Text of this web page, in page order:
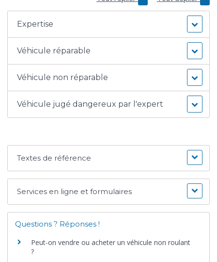
Expertise
Véhicule réparable
Véhicule non réparable
Véhicule jugé dangereux par l'expert
Textes de référence
Services en ligne et formulaires
Questions ? Réponses !
Peut-on vendre ou acheter un véhicule non roulant
?